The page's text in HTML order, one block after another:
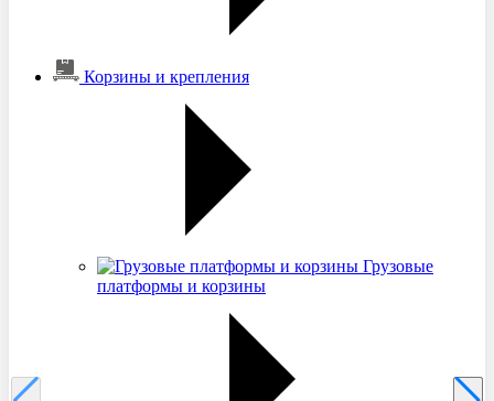
Корзины и крепления
Грузовые
платформы и корзины